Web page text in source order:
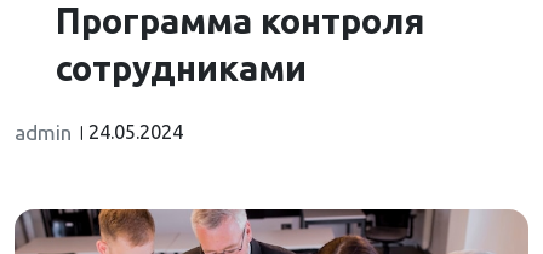
Программа контроля
сотрудниками
admin 24.05.2024